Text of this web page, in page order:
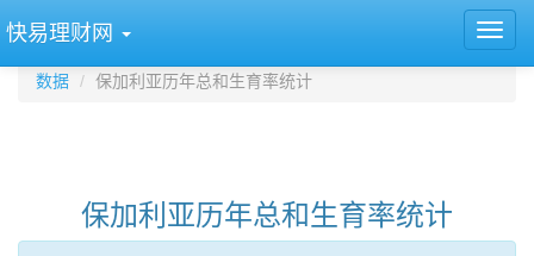
快易理财网
数据 保加利亚历年总和生育率统计
保加利亚历年总和生育率统计